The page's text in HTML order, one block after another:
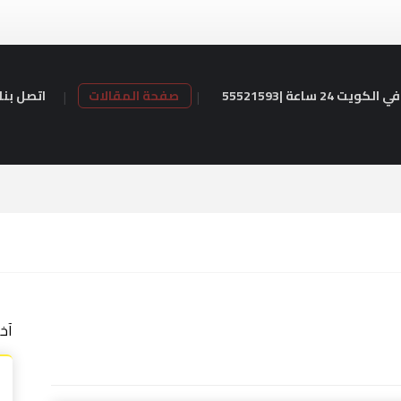
ساعة |55521593 صفحة المقالات اتصل